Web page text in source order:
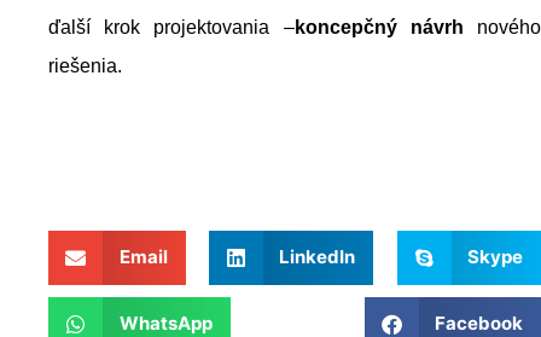
ďalší krok projektovania –koncepčný návrh nového
riešenia.
Email LinkedIn Skype
WhatsApp Facebook